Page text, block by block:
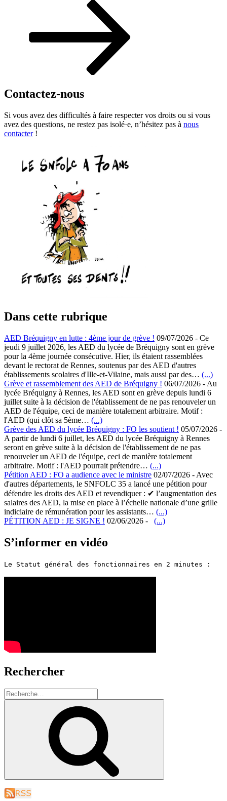
Contactez-nous
Si vous avez des difficultés à faire respecter vos droits ou si vous
avez des questions, ne restez pas isolé·e, n’hésitez pas à nous
contacter!
Dans cette rubrique
AED Bréquigny en lutte : 4ème jour de grève ! 09/07/2026 - Ce
jeudi 9 juillet 2026, les AED du lycée de Bréquigny sont en grève
pour la 4ème journée consécutive. Hier, ils étaient rassemblées
devant le rectorat de Rennes, soutenus par des AED d'autres
établissements scolaires d'Ille-et-Vilaine, mais aussi par des… (...)
Grève et rassemblement des AED de Bréquigny ! 06/07/2026 - Au
lycée Bréquigny à Rennes, les AED sont en grève depuis lundi 6
juillet suite à la décision de l'établissement de ne pas renouveler un
AED de l'équipe, ceci de manière totalement arbitraire. Motif :
l'AED (qui clôt sa 5ème… (...)
Grève des AED du lycée Bréquigny : FO les soutient ! 05/07/2026 -
A partir de lundi 6 juillet, les AED du lycée Bréquigny à Rennes
seront en grève suite à la décision de l'établissement de ne pas
renouveler un AED de l'équipe, ceci de manière totalement
arbitraire. Motif : l'AED pourrait prétendre… (...)
Pétition AED : FO a audience avec le ministre 02/07/2026 - Avec
d'autres départements, le SNFOLC 35 a lancé une pétition pour
défendre les droits des AED et revendiquer : ✔ l’augmentation des
salaires des AED, la mise en place à l’échelle nationale d’une grille
indiciaire de rémunération pour les assistants… (...)
PÉTITION AED : JE SIGNE ! 02/06/2026 - (...)
S’informer en vidéo
Le Statut général des fonctionnaires en 2 minutes :
Rechercher
Recherche
pour